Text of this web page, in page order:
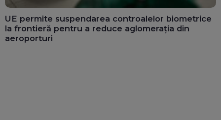
UE permite suspendarea controalelor biometrice
la frontieră pentru a reduce aglomerația din
aeroporturi